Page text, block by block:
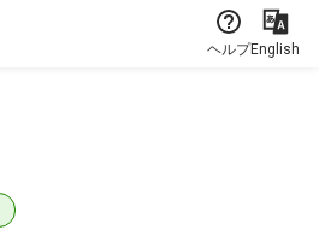
ヘルプEnglish